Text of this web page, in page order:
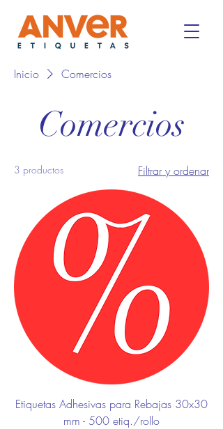
Inicio Comercios
Comercios
3 productos Filtrar y ordenar
Etiquetas Adhesivas para Rebajas 30x30
mm - 500 etiq./rollo